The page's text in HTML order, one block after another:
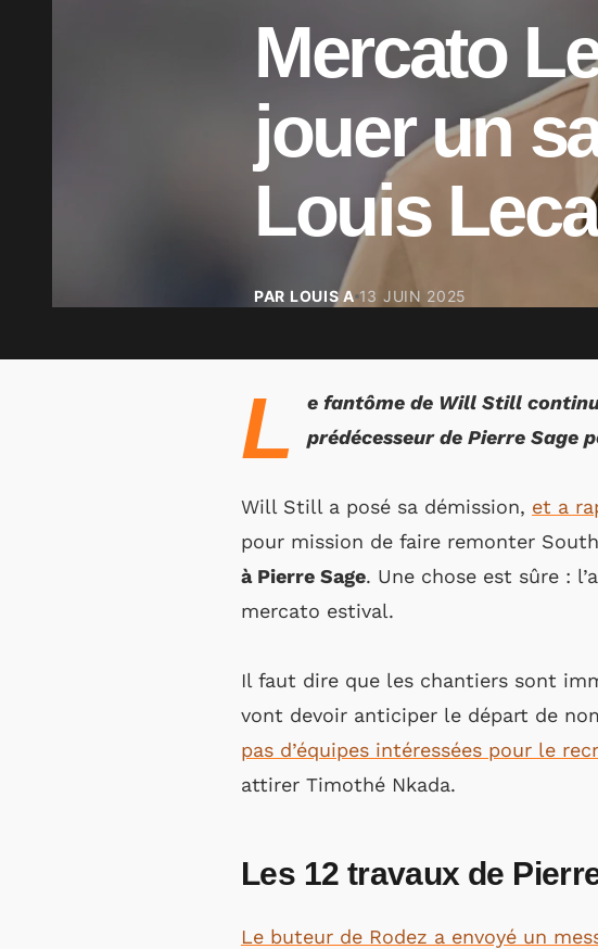
Mercato
jouer un
Louis Leca
PAR LOUIS A 13 JUIN 2025
L
e fantôme de Will Still
prédécesseur de Pierre Sage
Will Still a posé sa démission, et a
pour mission de faire remonter
à Pierre Sage. Une chose est sûre :
mercato estival.
Il faut dire que les chantiers sont
vont devoir anticiper le départ de
pas d’équipes intéressées pour le
attirer Timothé Nkada.
Les 12 travaux de
Le buteur de Rodez a envoyé un